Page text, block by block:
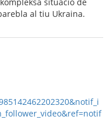
al tiu Ukraina.